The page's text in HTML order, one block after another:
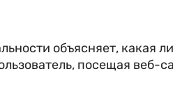
объясняет, какая
посещая веб-